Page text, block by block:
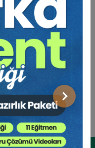
Sonraki
Kongresi -
Sepete Ekle